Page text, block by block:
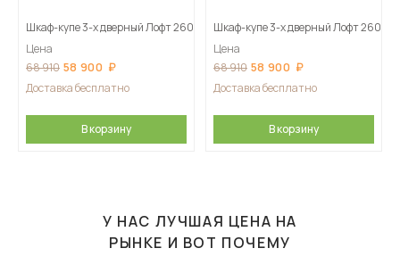
Шкаф-купе 3-х дверный Лофт 260
Цена
68 910 58 900
Доставка бесплатно
В корзину
Шкаф-купе 3-х дверный Лофт 260
Цена
68 910 58 900
Доставка бесплатно
В корзину
У НАС ЛУЧШАЯ ЦЕНА НА
РЫНКЕ И ВОТ ПОЧЕМУ